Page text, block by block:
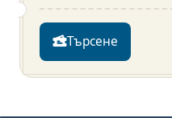
Търсене